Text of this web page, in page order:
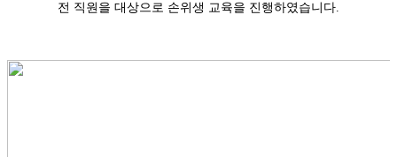
전 직원을 대상으로 손위생 교육을 진행하였습니다.